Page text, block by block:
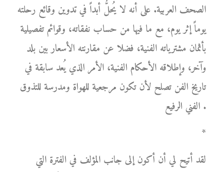
الصحف العربية. على أنه لا يُحلُّ أبداً في تدوين وقائع رحلته
يوماً إثر يوم، مع ما فيها من حساب نفقاته، وقوائم تفصيلية
بأثمان مشترياته الفنية، فضلا عن مقارنته الأسعار بين بلد
وآخر، وإطلاقه الأحكام الفنية، الأمر الذي يُعد سابقة في
تاريخ الفن تصلح لأن تكون مرجعية للهواة ومدرسة للتذوق
الفني الرفيع .
*
لقد أتيح لي أن أكون إلى جانب المؤلف في الفترة التي